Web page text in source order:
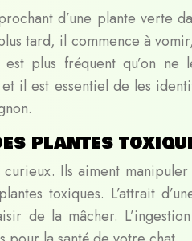
d’une plante verte
tard, il commence à
plus fréquent qu’on ne
il est essentiel de les
plantes
Ils aiment
toxiques. L’attrait
de la mâcher.